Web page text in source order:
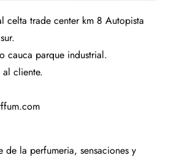
celta trade center km 8 Autopista
cauca parque industrial.
cliente.
de la perfumeria, sensaciones y